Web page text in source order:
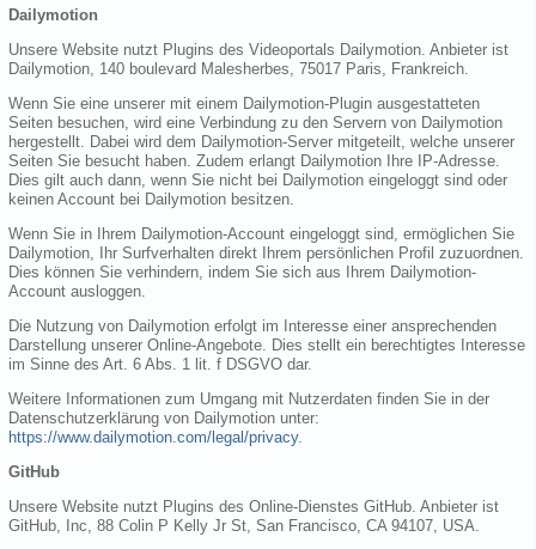
Dailymotion
Unsere Website nutzt Plugins des Videoportals Dailymotion. Anbieter ist
Dailymotion, 140 boulevard Malesherbes, 75017 Paris, Frankreich.
Wenn Sie eine unserer mit einem Dailymotion-Plugin ausgestatteten
Seiten besuchen, wird eine Verbindung zu den Servern von Dailymotion
hergestellt. Dabei wird dem Dailymotion-Server mitgeteilt, welche unserer
Seiten Sie besucht haben. Zudem erlangt Dailymotion Ihre IP-Adresse.
Dies gilt auch dann, wenn Sie nicht bei Dailymotion eingeloggt sind oder
keinen Account bei Dailymotion besitzen.
Wenn Sie in Ihrem Dailymotion-Account eingeloggt sind, ermöglichen Sie
Dailymotion, Ihr Surfverhalten direkt Ihrem persönlichen Profil zuzuordnen.
Dies können Sie verhindern, indem Sie sich aus Ihrem Dailymotion-
Account ausloggen.
Die Nutzung von Dailymotion erfolgt im Interesse einer ansprechenden
Darstellung unserer Online-Angebote. Dies stellt ein berechtigtes Interesse
im Sinne des Art. 6 Abs. 1 lit. f DSGVO dar.
Weitere Informationen zum Umgang mit Nutzerdaten finden Sie in der
Datenschutzerklärung von Dailymotion unter:
https://www.dailymotion.com/legal/privacy.
GitHub
Unsere Website nutzt Plugins des Online-Dienstes GitHub. Anbieter ist
GitHub, Inc, 88 Colin P Kelly Jr St, San Francisco, CA 94107, USA.